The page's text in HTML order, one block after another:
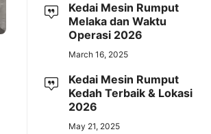
Kedai Mesin Rumput
Melaka dan Waktu
Operasi 2026
March 16, 2025
Kedai Mesin Rumput
Kedah Terbaik & Lokasi
2026
May 21, 2025